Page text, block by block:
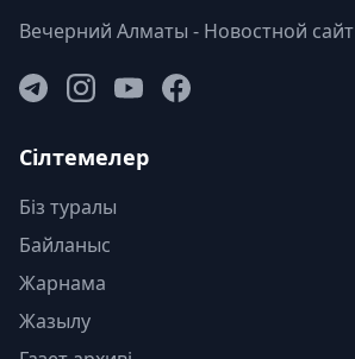
Вечерний Алматы - Новостной сайт
Сілтемелер
Біз туралы
Байланыс
Жарнама
Жазылу